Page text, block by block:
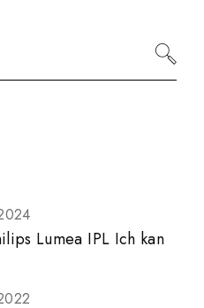
Lumea IPL Ich kan